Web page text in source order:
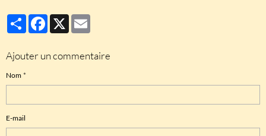
PartagerFacebook
X
Ajouter un commentaire
Nom
E-mail